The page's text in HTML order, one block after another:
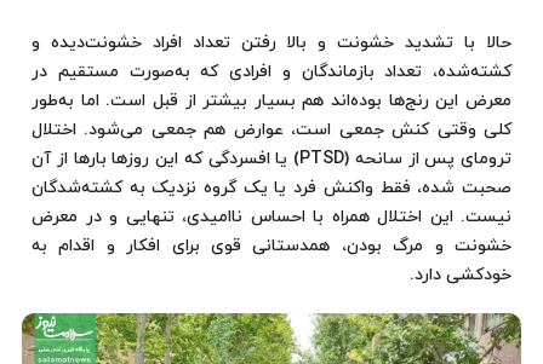
حالا با تشدید خشونت و بالا رفتن تعداد افراد خشونت‌دیده و
کشته‌شده، تعداد بازماندگان و افرادی که به‌صورت مستقیم در
معرض این رنج‌ها بوده‌اند هم بسیار بیشتر از قبل است. اما به‌طور
کلی وقتی کنش جمعی است، عوارض هم جمعی می‌شود. اختلال
ترومای پس از سانحه (PTSD) یا افسردگی که این روزها بارها از آن
صحبت شده، فقط واکنش فرد یا یک گروه نزدیک به کشته‌شدگان
نیست. این اختلال همراه با احساس ناامیدی، تنهایی و در معرض
خشونت و مرگ بودن، همدستانی قوی برای افکار و اقدام به
خودکشی دارد.